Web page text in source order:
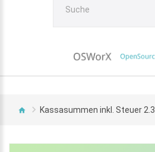
Kassasummen inkl. Steuer 2.3